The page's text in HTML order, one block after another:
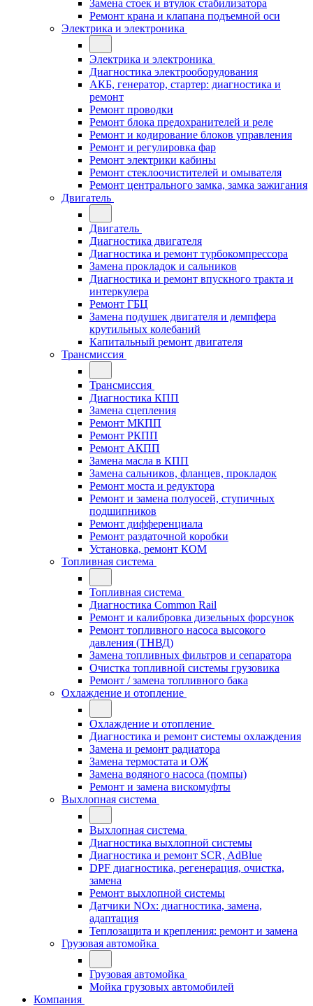
Замена стоек и втулок стабилизатора
Ремонт крана и клапана подъемной оси
Электрика и электроника
Электрика и электроника
Диагностика электрооборудования
АКБ, генератор, стартер: диагностика и
ремонт
Ремонт проводки
Ремонт блока предохранителей и реле
Ремонт и кодирование блоков управления
Ремонт и регулировка фар
Ремонт электрики кабины
Ремонт стеклоочистителей и омывателя
Ремонт центрального замка, замка зажигания
Двигатель
Двигатель
Диагностика двигателя
Диагностика и ремонт турбокомпрессора
Замена прокладок и сальников
Диагностика и ремонт впускного тракта и
интеркулера
Ремонт ГБЦ
Замена подушек двигателя и демпфера
крутильных колебаний
Капитальный ремонт двигателя
Трансмиссия
Трансмиссия
Диагностика КПП
Замена сцепления
Ремонт МКПП
Ремонт РКПП
Ремонт АКПП
Замена масла в КПП
Замена сальников, фланцев, прокладок
Ремонт моста и редуктора
Ремонт и замена полуосей, ступичных
подшипников
Ремонт дифференциала
Ремонт раздаточной коробки
Установка, ремонт КОМ
Топливная система
Топливная система
Диагностика Common Rail
Ремонт и калибровка дизельных форсунок
Ремонт топливного насоса высокого
давления (ТНВД)
Замена топливных фильтров и сепаратора
Очистка топливной системы грузовика
Ремонт / замена топливного бака
Охлаждение и отопление
Охлаждение и отопление
Диагностика и ремонт системы охлаждения
Замена и ремонт радиатора
Замена термостата и ОЖ
Замена водяного насоса (помпы)
Ремонт и замена вискомуфты
Выхлопная система
Выхлопная система
Диагностика выхлопной системы
Диагностика и ремонт SCR, AdBlue
DPF диагностика, регенерация, очистка,
замена
Ремонт выхлопной системы
Датчики NOx: диагностика, замена,
адаптация
Теплозащита и крепления: ремонт и замена
Грузовая автомойка
Грузовая автомойка
Мойка грузовых автомобилей
Компания